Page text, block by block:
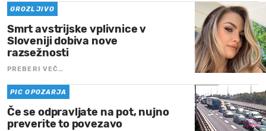
GROZLJIVO
Smrt avstrijske vplivnice v
Sloveniji dobiva nove
razsežnosti
PREBERI VEČ…
PIC OPOZARJA
Če se odpravljate na pot, nujno
preverite to povezavo